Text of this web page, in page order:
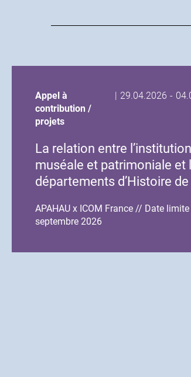
Appel à
contribution /
projets
| Date
l'événement
29.04.2026 -
La relation entre l’institution
muséale et patrimoniale et
départements d’Histoire de
APAHAU x ICOM France // Date limite
septembre 2026